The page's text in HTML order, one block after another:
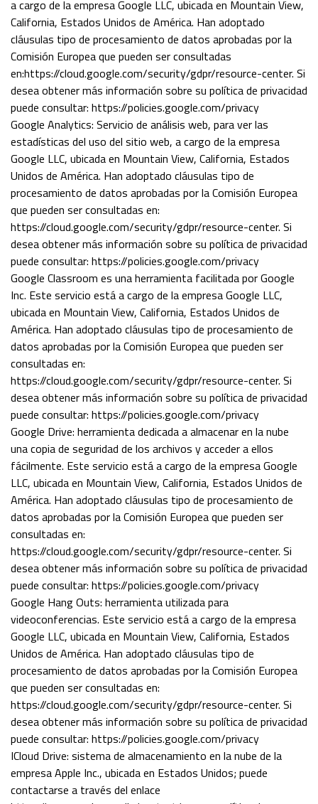
a cargo de la empresa Google LLC, ubicada en Mountain View,
California, Estados Unidos de América. Han adoptado
cláusulas tipo de procesamiento de datos aprobadas por la
Comisión Europea que pueden ser consultadas
en:https://cloud.google.com/security/gdpr/resource-center. Si
desea obtener más información sobre su política de privacidad
puede consultar: https://policies.google.com/privacy
Google Analytics: Servicio de análisis web, para ver las
estadísticas del uso del sitio web, a cargo de la empresa
Google LLC, ubicada en Mountain View, California, Estados
Unidos de América. Han adoptado cláusulas tipo de
procesamiento de datos aprobadas por la Comisión Europea
que pueden ser consultadas en:
https://cloud.google.com/security/gdpr/resource-center. Si
desea obtener más información sobre su política de privacidad
puede consultar: https://policies.google.com/privacy
Google Classroom es una herramienta facilitada por Google
Inc. Este servicio está a cargo de la empresa Google LLC,
ubicada en Mountain View, California, Estados Unidos de
América. Han adoptado cláusulas tipo de procesamiento de
datos aprobadas por la Comisión Europea que pueden ser
consultadas en:
https://cloud.google.com/security/gdpr/resource-center. Si
desea obtener más información sobre su política de privacidad
puede consultar: https://policies.google.com/privacy
Google Drive: herramienta dedicada a almacenar en la nube
una copia de seguridad de los archivos y acceder a ellos
fácilmente. Este servicio está a cargo de la empresa Google
LLC, ubicada en Mountain View, California, Estados Unidos de
América. Han adoptado cláusulas tipo de procesamiento de
datos aprobadas por la Comisión Europea que pueden ser
consultadas en:
https://cloud.google.com/security/gdpr/resource-center. Si
desea obtener más información sobre su política de privacidad
puede consultar: https://policies.google.com/privacy
Google Hang Outs: herramienta utilizada para
videoconferencias. Este servicio está a cargo de la empresa
Google LLC, ubicada en Mountain View, California, Estados
Unidos de América. Han adoptado cláusulas tipo de
procesamiento de datos aprobadas por la Comisión Europea
que pueden ser consultadas en:
https://cloud.google.com/security/gdpr/resource-center. Si
desea obtener más información sobre su política de privacidad
puede consultar: https://policies.google.com/privacy
ICloud Drive: sistema de almacenamiento en la nube de la
empresa Apple Inc., ubicada en Estados Unidos; puede
contactarse a través del enlace